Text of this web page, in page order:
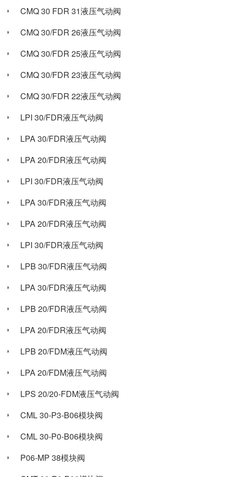
CMQ 30 FDR 31液压气动阀
CMQ 30/FDR 26液压气动阀
CMQ 30/FDR 25液压气动阀
CMQ 30/FDR 23液压气动阀
CMQ 30/FDR 22液压气动阀
LPI 30/FDR液压气动阀
LPA 30/FDR液压气动阀
LPA 20/FDR液压气动阀
LPI 30/FDR液压气动阀
LPA 30/FDR液压气动阀
LPA 20/FDR液压气动阀
LPI 30/FDR液压气动阀
LPB 30/FDR液压气动阀
LPA 30/FDR液压气动阀
LPB 20/FDR液压气动阀
LPA 20/FDR液压气动阀
LPB 20/FDM液压气动阀
LPA 20/FDM液压气动阀
LPS 20/20-FDM液压气动阀
CML 30-P3-B06模块阀
CML 30-P0-B06模块阀
P06-MP 38模块阀